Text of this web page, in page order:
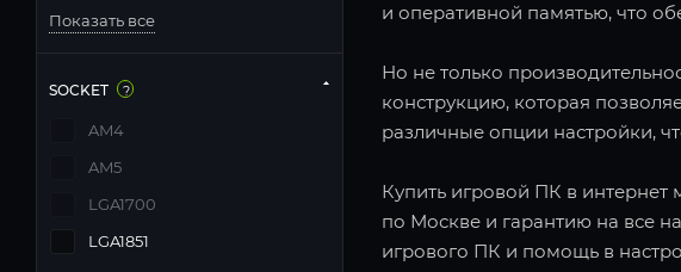
и оперативной памятью, что
Но не только
конструкцию, которая
различные опции настройки,
Купить игровой ПК в интернет
по Москве и гарантию на все
игрового ПК и помощь в
Показать все
SOCKET ?
AM4
AM5
LGA1700
LGA1851